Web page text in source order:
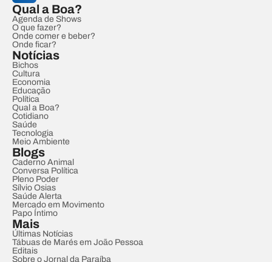
Qual a Boa?
Agenda de Shows
O que fazer?
Onde comer e beber?
Onde ficar?
Notícias
Bichos
Cultura
Economia
Educação
Política
Qual a Boa?
Cotidiano
Saúde
Tecnologia
Meio Ambiente
Blogs
Caderno Animal
Conversa Política
Pleno Poder
Sílvio Osias
Saúde Alerta
Mercado em Movimento
Papo Íntimo
Mais
Últimas Notícias
Tábuas de Marés em João Pessoa
Editais
Sobre o Jornal da Paraíba